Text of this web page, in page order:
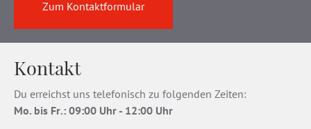
Zum Kontaktformular
Kontakt
Du erreichst uns telefonisch zu folgenden Zeiten:
Mo. bis Fr.: 09:00 Uhr - 12:00 Uhr